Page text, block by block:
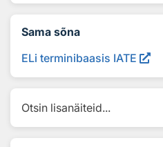
Sama sõna
ELi terminibaasis IATE
Otsin lisanäiteid...